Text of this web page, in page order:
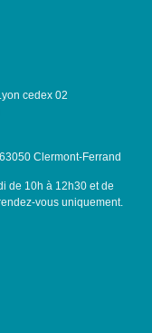
cedex 02
Clermont-Ferrand
de 10h à 12h30 et de
vous uniquement.